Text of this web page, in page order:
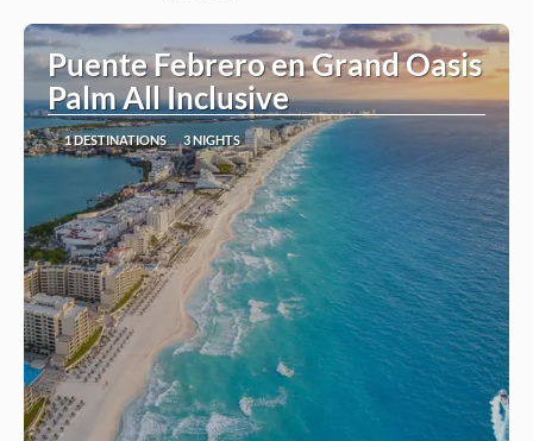
Puente Febrero en Grand Oasis
Palm All Inclusive
1 DESTINATIONS 3 NIGHTS